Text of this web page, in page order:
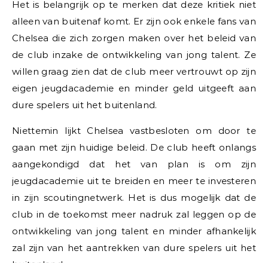
Het is belangrijk op te merken dat deze kritiek niet
alleen van buitenaf komt. Er zijn ook enkele fans van
Chelsea die zich zorgen maken over het beleid van
de club inzake de ontwikkeling van jong talent. Ze
willen graag zien dat de club meer vertrouwt op zijn
eigen jeugdacademie en minder geld uitgeeft aan
dure spelers uit het buitenland.
Niettemin lijkt Chelsea vastbesloten om door te
gaan met zijn huidige beleid. De club heeft onlangs
aangekondigd dat het van plan is om zijn
jeugdacademie uit te breiden en meer te investeren
in zijn scoutingnetwerk. Het is dus mogelijk dat de
club in de toekomst meer nadruk zal leggen op de
ontwikkeling van jong talent en minder afhankelijk
zal zijn van het aantrekken van dure spelers uit het